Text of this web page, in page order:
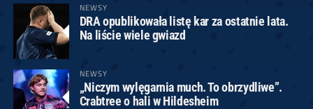
NEWSY
DRA opublikowała listę kar za ostatnie lata.
Na liście wiele gwiazd
NEWSY
„Niczym wylęgarnia much. To obrzydliwe”.
Crabtree o hali w Hildesheim